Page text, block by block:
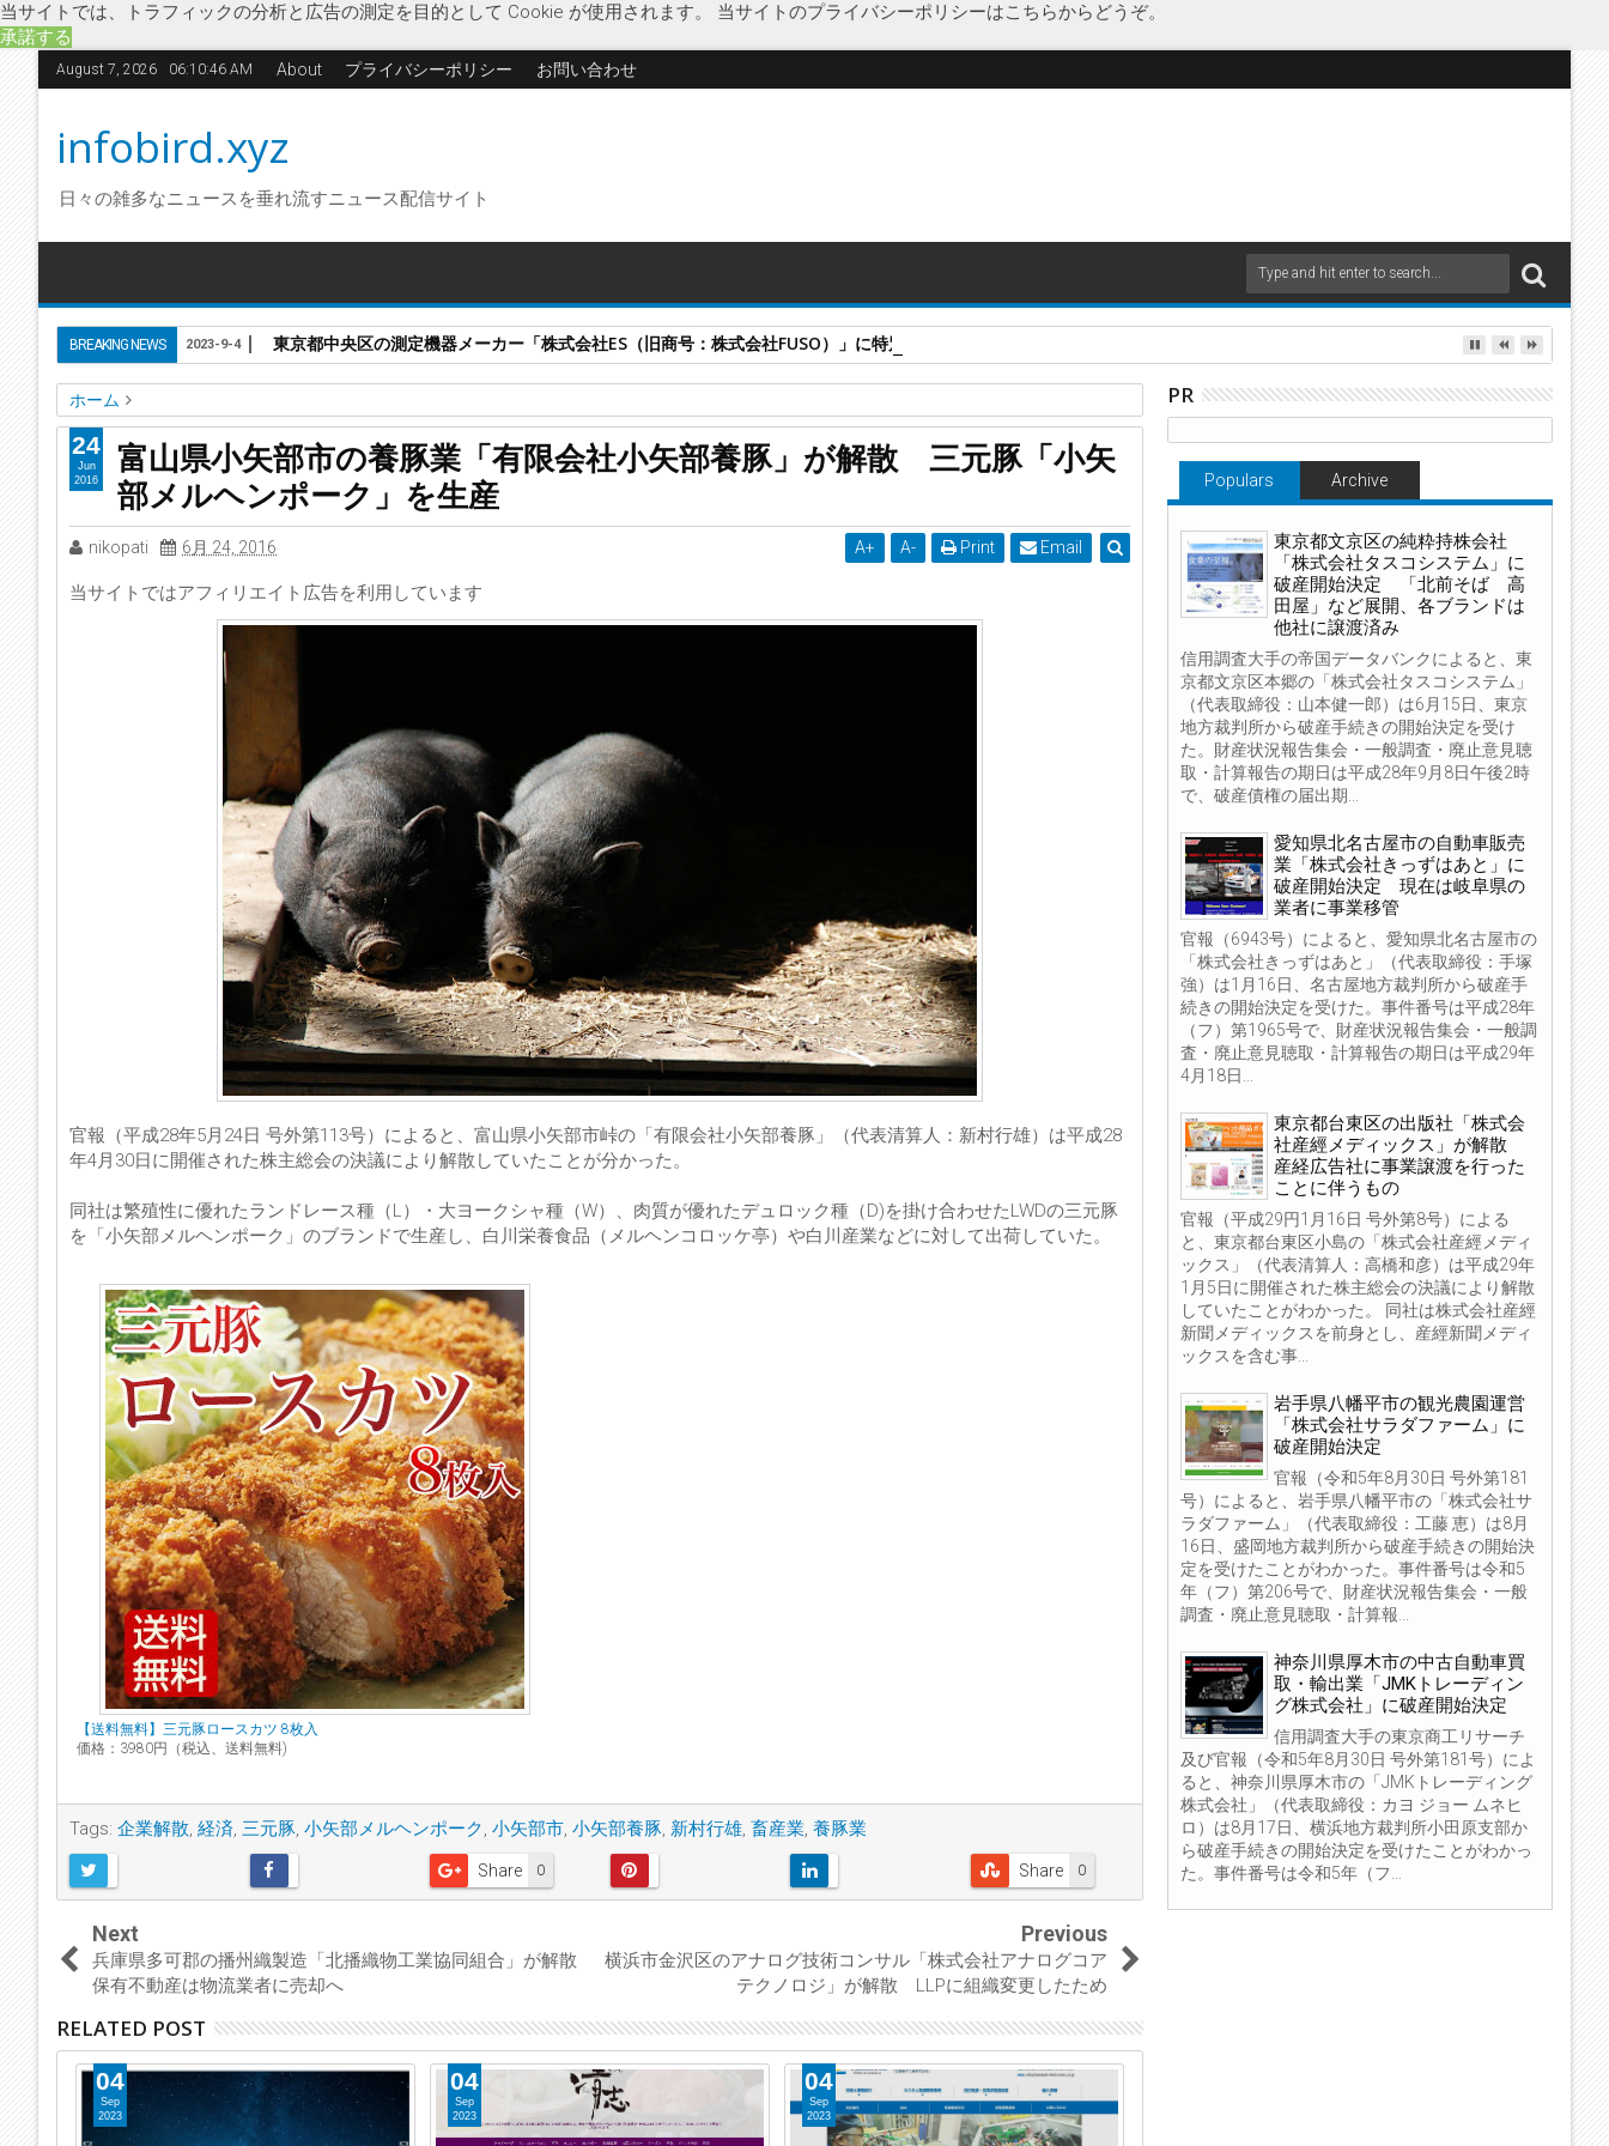
当サイトでは、トラフィックの分析と広告の測定を目的として Cookie が使用されます。 当サイトのプライバシーポリシーはこちらからどうぞ。
承諾する
August 7, 2026 06:10:47 AM About プライバシーポリシー お問い合わせ
infobird.xyz
日々の雑多なニュースを垂れ流すニュース配信サイト
BREAKING NEWS 東京都中央区の測定機器メーカー「株式会社ES（旧商号：株式会社FUSO）」に特別清算開始決定 事業はA-Gas Japanが承継
2023-9-4
ホーム
企業解散
経済 三元豚 小矢部メルヘンポーク 小矢部市 小矢部養豚 新村行雄 畜産業
養豚業
富山県小矢部市の養豚業「有限会社小矢部養豚」が解散 三元豚「小矢部メルヘンポーク」を生産
富山県小矢部市の養豚業「有限会社小矢部養豚」が解散 三元豚「小矢
部メルヘンポーク」を生産
nikopati 6月 24, 2016 A+ A- Print Email
当サイトではアフィリエイト広告を利用しています
官報（平成28年5月24日 号外第113号）によると、富山県小矢部市峠の「有限会社小矢部養豚」（代表清算人：新村行雄）は平成28
年4月30日に開催された株主総会の決議により解散していたことが分かった。
同社は繁殖性に優れたランドレース種（L）・大ヨークシャ種（W）、肉質が優れたデュロック種（D)を掛け合わせたLWDの三元豚
を「小矢部メルヘンポーク」のブランドで生産し、白川栄養食品（メルヘンコロッケ亭）や白川産業などに対して出荷していた。
【送料無料】三元豚ロースカツ 8枚入
価格：3980円（税込、送料無料)
Tags: 企業解散, 経済, 三元豚, 小矢部メルヘンポーク, 小矢部市, 小矢部養豚, 新村行雄, 畜産業, 養豚業
0
Share 0
Share
24
Jun
2016
Next
兵庫県多可郡の播州織製造「北播織物工業協同組合」が解散
保有不動産は物流業者に売却へ
Previous
横浜市金沢区のアナログ技術コンサル「株式会社アナログコア
テクノロジ」が解散 LLPに組織変更したため
RELATED POST
04
Sep
2023
04
Sep
2023
04
Sep
2023
PR
Populars Archive
東京都文京区の純粋持株会社
「株式会社タスコシステム」に
破産開始決定 「北前そば 高
田屋」など展開、各ブランドは
他社に譲渡済み
信用調査大手の帝国データバンクによると、東
京都文京区本郷の「株式会社タスコシステム」
（代表取締役：山本健一郎）は6月15日、東京
地方裁判所から破産手続きの開始決定を受け
た。財産状況報告集会・一般調査・廃止意見聴
取・計算報告の期日は平成28年9月8日午後2時
で、破産債権の届出期...
愛知県北名古屋市の自動車販売
業「株式会社きっずはあと」に
破産開始決定 現在は岐阜県の
業者に事業移管
官報（6943号）によると、愛知県北名古屋市の
「株式会社きっずはあと」（代表取締役：手塚
強）は1月16日、名古屋地方裁判所から破産手
続きの開始決定を受けた。事件番号は平成28年
（フ）第1965号で、財産状況報告集会・一般調
査・廃止意見聴取・計算報告の期日は平成29年
4月18日...
東京都台東区の出版社「株式会
社産經メディックス」が解散
産経広告社に事業譲渡を行った
ことに伴うもの
官報（平成29円1月16日 号外第8号）による
と、東京都台東区小島の「株式会社産經メディ
ックス」（代表清算人：高橋和彦）は平成29年
1月5日に開催された株主総会の決議により解散
していたことがわかった。 同社は株式会社産經
新聞メディックスを前身とし、産經新聞メディ
ックスを含む事...
岩手県八幡平市の観光農園運営
「株式会社サラダファーム」に
破産開始決定
官報（令和5年8月30日 号外第181
号）によると、岩手県八幡平市の「株式会社サ
ラダファーム」（代表取締役：工藤 恵）は8月
16日、盛岡地方裁判所から破産手続きの開始決
定を受けたことがわかった。事件番号は令和5
年（フ）第206号で、財産状況報告集会・一般
調査・廃止意見聴取・計算報...
神奈川県厚木市の中古自動車買
取・輸出業「JMKトレーディン
グ株式会社」に破産開始決定
信用調査大手の東京商工リサーチ
及び官報（令和5年8月30日 号外第181号）によ
ると、神奈川県厚木市の「JMKトレーディング
株式会社」（代表取締役：カヨ ジョー ムネヒ
ロ）は8月17日、横浜地方裁判所小田原支部か
ら破産手続きの開始決定を受けたことがわかっ
た。事件番号は令和5年（フ...